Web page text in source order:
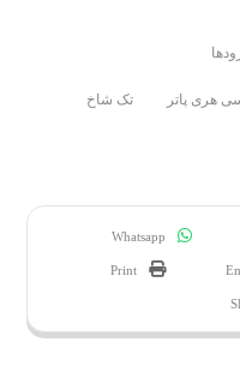
هری پاتر تک شاخ
Whatsapp
Print